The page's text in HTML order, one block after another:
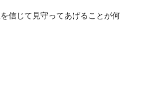
信じて見守ってあげることが何